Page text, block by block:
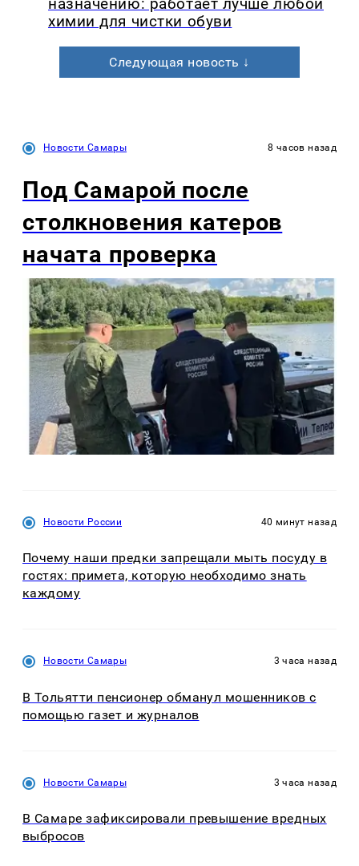
назначению: работает лучше любой
химии для чистки обуви
Следующая новость ↓
Новости Самары 8 часов назад
Под Самарой после
столкновения катеров
начата проверка
Новости России 40 минут назад
Почему наши предки запрещали мыть посуду в
гостях: примета, которую необходимо знать
каждому
Новости Самары 3 часа назад
В Тольятти пенсионер обманул мошенников с
помощью газет и журналов
Новости Самары 3 часа назад
В Самаре зафиксировали превышение вредных
выбросов